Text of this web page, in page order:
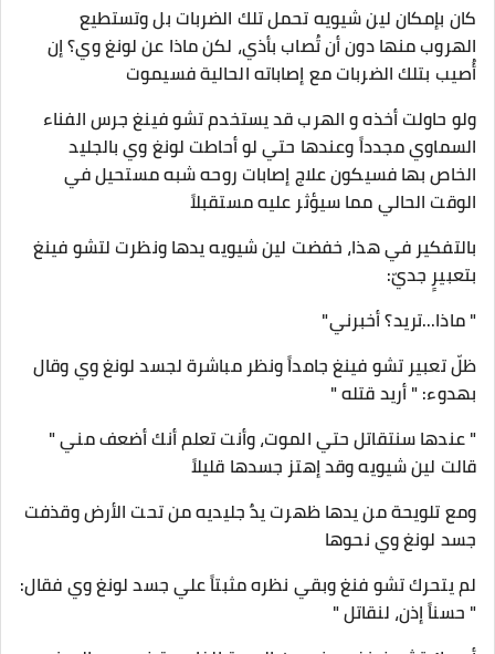
كان بإمكان لين شيويه تحمل تلك الضربات بل وتستطيع
الهروب منها دون أن تُصاب بأذي، لكن ماذا عن لونغ وي؟ إن
أُصيب بتلك الضربات مع إصاباته الحالية فسيموت
ولو حاولت أخذه و الهرب قد يستخدم تشو فينغ جرس الفناء
السماوي مجدداً وعندها حتي لو أحاطت لونغ وي بالجليد
الخاص بها فسيكون علاج إصابات روحه شبه مستحيل في
الوقت الحالي مما سيؤثر عليه مستقبلاً
بالتفكير في هذا، خفضت لين شيويه يدها ونظرت لتشو فينغ
بتعبيرٍ جديّ:
" ماذا...تريد؟ أخبرني"
ظلّ تعبير تشو فينغ جامداً ونظر مباشرة لجسد لونغ وي وقال
بهدوء: " أريد قتله "
" عندها سنتقاتل حتي الموت، وأنت تعلم أنك أضعف مني "
قالت لين شيويه وقد إهتز جسدها قليلاً
ومع تلويحة من يدها ظهرت يدٌ جليديه من تحت الأرض وقذفت
جسد لونغ وي نحوها
لم يتحرك تشو فنغ وبقي نظره مثبتاً علي جسد لونغ وي فقال:
" حسناً إذن، لنقاتل "